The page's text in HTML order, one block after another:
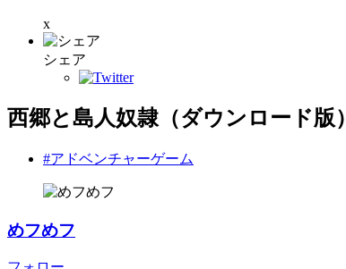
x
シェア
西郷と島人奴隷（ダウンロード版）
#アドベンチャーゲーム
めフめフ